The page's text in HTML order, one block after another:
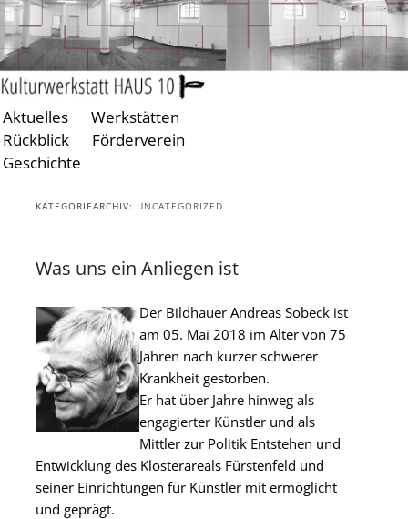
Zum
primären
Inhalt
Zum
sekundären
Inhalt
Aktuelles
Werkstätten
Rückblick
Förderverein
Geschichte
KATEGORIEARCHIV: UNCATEGORIZED
Was uns ein Anliegen ist
Der Bildhauer Andreas Sobeck ist
am 05. Mai 2018 im Alter von 75
Jahren nach kurzer schwerer
Krankheit gestorben.
Er hat über Jahre hinweg als
engagierter Künstler und als
Mittler zur Politik Entstehen und
Entwicklung des Klosterareals Fürstenfeld und
seiner Einrichtungen für Künstler mit ermöglicht
und geprägt.